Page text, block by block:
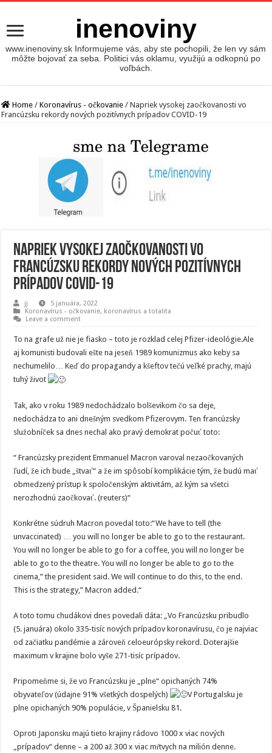
inenoviny
www.inenoviny.sk Informujeme vás, aby ste pochopili, že len vy sám
môžte bojovať za seba. Politici vás oklamu, využijú a odkopnú po
voľbách.
Home / Koronavírus - očkovanie / Napriek vysokej zaočkovanosti vo
Francúzsku rekordy nových pozitívnych prípadov COVID-19
Napriek vysokej zaočkovanosti vo
Francúzsku rekordy nových pozitívnych
prípadov COVID-19
jj
5 januára, 2022
Koronavírus - očkovanie, koronavírus a totalita
Leave a comment
To na grafe už nie je fiasko – toto je rozklad celej Pfizer-ideológie.Ale
aj komunisti budovali ešte na jeseň 1989 komunizmus ako keby sa
nechumelilo… Keď do propagandy a kšeftov tečú veľké prachy, majú
tuhý život
Tak, ako v roku 1989 nedochádzalo bolševikom čo sa deje,
nedochádza to ani dnešným svedkom Pfizerovym. Ten francúzsky
služobníček sa dnes nechal ako pravý demokrat počuť toto:
“ Francúzsky prezident Emmanuel Macron varoval nezaočkovaných
ľudí, že ich bude „štvať“ a že im spôsobí komplikácie tým, že budú mať
obmedzený prístup k spoločenským aktivitám, až kým sa všetci
nerozhodnú zaočkovať. (reuters)“
Konkrétne súdruh Macron povedal toto:“We have to tell (the
unvaccinated) … you will no longer be able to go to the restaurant.
You will no longer be able to go for a coffee, you will no longer be
able to go to the theatre. You will no longer be able to go to the
cinema,” the president said. We will continue to do this, to the end.
This is the strategy,” Macron added.“
A toto tomu chudákovi dnes povedali dáta: „Vo Francúzsku pribudlo
(5. januára) okolo 335-tisíc nových prípadov koronavírusu, čo je najviac
od začiatku pandémie a zároveň celoeurópsky rekord. Doterajšie
maximum v krajine bolo vyše 271-tisíc prípadov.
Pripomeňme si, že vo Francúzsku je „plne“ opichaných 74%
obyvateľov (údajne 91% všetkých dospelých)
V Portugalsku je
plne opichaných 90% populácie, v Španielsku 81.
Oproti Japonsku majú tieto krajiny rádovo 1000 x viac nových
„prípadov“ denne – a 200 až 300 x viac mŕtvych na milión denne.